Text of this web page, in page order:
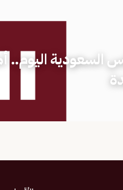
السعودية اليوم..